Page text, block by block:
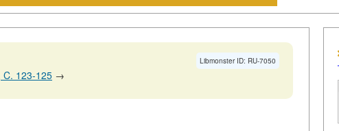
Libmonster ID: RU-7050
C. 123-125 →